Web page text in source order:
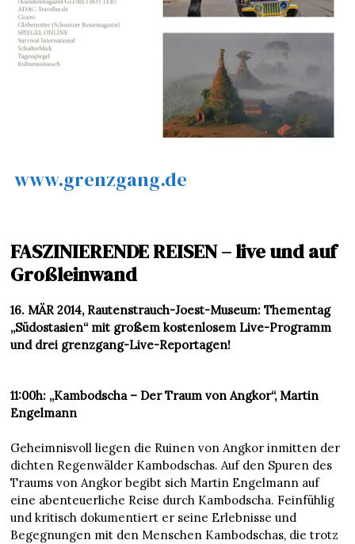
www.grenzgang.de
FASZINIERENDE REISEN – live und auf
Großleinwand
16. MÄR 2014, Rautenstrauch-Joest-Museum: Thementag
„Südostasien“ mit großem kostenlosem Live-Programm
und drei grenzgang-Live-Reportagen!
11:00h: „Kambodscha – Der Traum von Angkor“, Martin
Engelmann
Geheimnisvoll liegen die Ruinen von Angkor inmitten der
dichten Regenwälder Kambodschas. Auf den Spuren des
Traums von Angkor begibt sich Martin Engelmann auf
eine abenteuerliche Reise durch Kambodscha. Feinfühlig
und kritisch dokumentiert er seine Erlebnisse und
Begegnungen mit den Menschen Kambodschas, die trotz